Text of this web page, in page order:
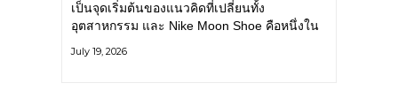
เป็นจุดเริ่มต้นของแนวคิดที่เปลี่ยนทั้ง
อุตสาหกรรม และ Nike Moon Shoe คือหนึ่งใน
ศตวรรษก่อน กำลังกลับมาอีกครั้ง พร้อมพาเรื่อง
July 19, 2026